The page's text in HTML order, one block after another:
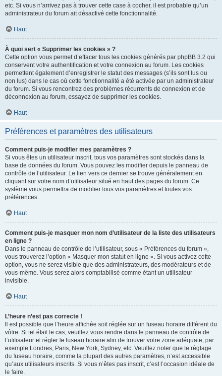
etc. Si vous n’arrivez pas à trouver cette case à cocher, il est probable qu’un
administrateur du forum ait désactivé cette fonctionnalité.
Haut
À quoi sert « Supprimer les cookies » ?
Cette option vous permet d’effacer tous les cookies générés par phpBB 3.2 qui
conservent votre authentification et votre connexion au forum. Les cookies
permettent également d’enregistrer le statut des messages (s’ils sont lus ou
non lus) dans le cas où cette fonctionnalité a été activée par un administrateur
du forum. Si vous rencontrez des problèmes récurrents de connexion et de
déconnexion au forum, essayez de supprimer les cookies.
Haut
Préférences et paramètres des utilisateurs
Comment puis-je modifier mes paramètres ?
Si vous êtes un utilisateur inscrit, tous vos paramètres sont stockés dans la
base de données du forum. Vous pouvez les modifier depuis le panneau de
contrôle de l’utilisateur. Le lien vers ce dernier se trouve généralement en
cliquant sur votre nom d’utilisateur situé en haut des pages du forum. Ce
système vous permettra de modifier tous vos paramètres et toutes vos
préférences.
Haut
Comment puis-je masquer mon nom d’utilisateur de la liste des utilisateurs
en ligne ?
Dans le panneau de contrôle de l’utilisateur, sous « Préférences du forum »,
vous trouverez l’option « Masquer mon statut en ligne ». Si vous activez cette
option, vous ne serez visible que des administrateurs, des modérateurs et de
vous-même. Vous serez alors comptabilisé comme étant un utilisateur
invisible.
Haut
L’heure n’est pas correcte !
Il est possible que l’heure affichée soit réglée sur un fuseau horaire différent du
vôtre. Si tel était le cas, veuillez vous rendre dans le panneau de contrôle de
l’utilisateur et régler le fuseau horaire afin de trouver votre zone adéquate, par
exemple Londres, Paris, New York, Sydney, etc. Veuillez noter que le réglage
du fuseau horaire, comme la plupart des autres paramètres, n’est accessible
qu’aux utilisateurs inscrits. Si vous n’êtes pas inscrit, c’est l’occasion idéale de
le faire.